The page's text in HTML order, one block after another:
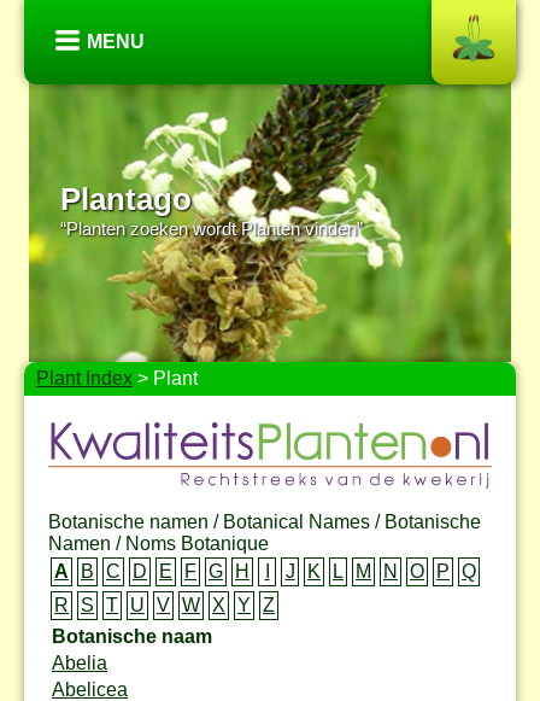
MENU
Plantago
“Planten zoeken wordt Planten vinden”
Plant Index > Plant
Botanische namen / Botanical Names / Botanische
Namen / Noms Botanique
A
B C D E F G H J K L M N O P
Q
R
S T U V W X Y
Z
Botanische naam
Abelia
Abelicea